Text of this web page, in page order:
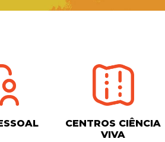
CENTROS CIÊNCIA
VIVA